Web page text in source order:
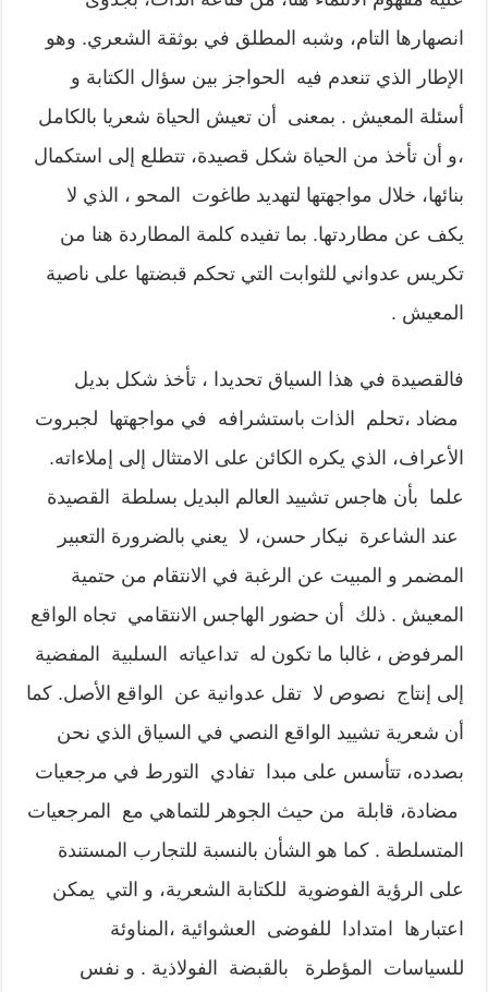
انصهارها التام، وشبه المطلق في بوثقة الشعري. وهو
الإطار الذي تنعدم فيه الحواجز بين سؤال الكتابة و
أسئلة المعيش . بمعنى أن تعيش الحياة شعريا بالكامل
،و أن تأخذ من الحياة شكل قصيدة، تتطلع إلى استكمال
بنائها، خلال مواجهتها لتهديد طاغوت المحو ، الذي لا
يكف عن مطاردتها. بما تفيده كلمة المطاردة هنا من
تكريس عدواني للثوابت التي تحكم قبضتها على ناصية
المعيش .
فالقصيدة في هذا السياق تحديدا ، تأخذ شكل بديل
مضاد ،تحلم الذات باستشرافه في مواجهتها لجبروت
الأعراف، الذي يكره الكائن على الامتثال إلى إملاءاته.
علما بأن هاجس تشييد العالم البديل بسلطة القصيدة
عند الشاعرة نيكار حسن، لا يعني بالضرورة التعبير
المضمر و المبيت عن الرغبة في الانتقام من حتمية
المعيش . ذلك أن حضور الهاجس الانتقامي تجاه الواقع
المرفوض ، غالبا ما تكون له تداعياته السلبية المفضية
إلى إنتاج نصوص لا تقل عدوانية عن الواقع الأصل. كما
أن شعرية تشييد الواقع النصي في السياق الذي نحن
بصدده، تتأسس على مبدا تفادي التورط في مرجعيات
مضادة، قابلة من حيث الجوهر للتماهي مع المرجعيات
المتسلطة . كما هو الشأن بالنسبة للتجارب المستندة
على الرؤية الفوضوية للكتابة الشعرية، و التي يمكن
اعتبارها امتدادا للفوضى العشوائية ،المناوئة
للسياسات المؤطرة بالقبضة الفولاذية . و نفس